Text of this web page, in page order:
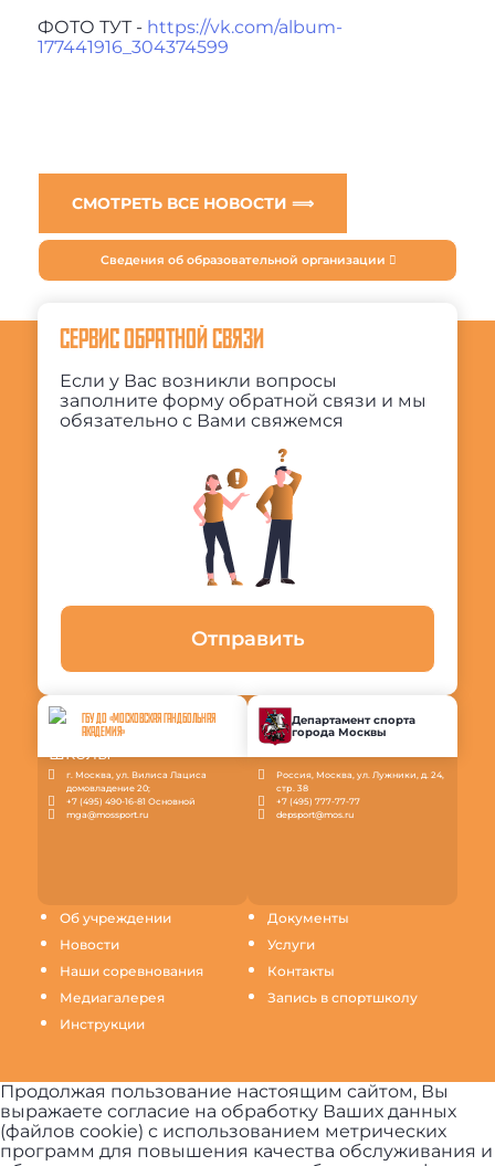
ФОТО ТУТ - https://vk.com/album-
177441916_304374599
СМОТРЕТЬ ВСЕ НОВОСТИ ⟹
Сведения об образовательной организации
Об учреждении
Новости
Наши соревнования
Медиагалерея
Инструкции
Документы
Услуги
Контакты
Запись в спортшколу
СЕРВИС ОБРАТНОЙ СВЯЗИ
Если у Вас возникли вопросы
заполните форму обратной связи и мы
обязательно с Вами свяжемся
Отправить
ГБУ ДО «МОСКОВСКАЯ ГАНДБОЛЬНАЯ
АКАДЕМИЯ»
г. Москва, ул. Вилиса Лациса
домовладение 20;
+7 (495) 490-16-81 Основной
mga@mossport.ru
Департамент спорта
города Москвы
Россия, Москва, ул. Лужники, д. 24,
стр. 38
+7 (495) 777-77-77
depsport@mos.ru
Продолжая пользование настоящим сайтом, Вы
выражаете согласие на обработку Ваших данных
(файлов cookie) с использованием метрических
программ для повышения качества обслуживания и